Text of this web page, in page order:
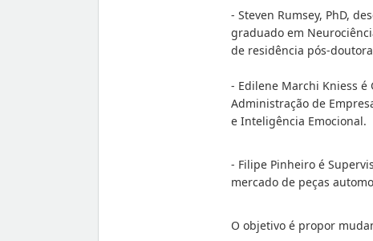
- Steven Rumsey, PhD,
graduado em
de residência pós-
- Edilene Marchi Kniess é
Administração de
e Inteligência Emocional.
- Filipe Pinheiro é
mercado de peças
O objetivo é propor